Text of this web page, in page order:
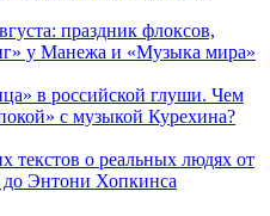
праздник флоксов,
у Манежа и «Музыка мира»
в российской глуши. Чем
с музыкой Курехина?
текстов о реальных людях от
до Энтони Хопкинса